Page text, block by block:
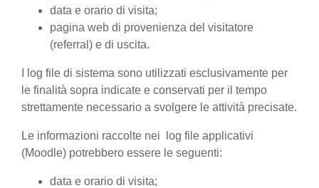
data e orario di visita;
pagina web di provenienza del visitatore
(referral) e di uscita.
I log file di sistema sono utilizzati esclusivamente per
le finalità sopra indicate e conservati per il tempo
strettamente necessario a svolgere le attività precisate.
Le informazioni raccolte nei log file applicativi
(Moodle) potrebbero essere le seguenti:
data e orario di visita;